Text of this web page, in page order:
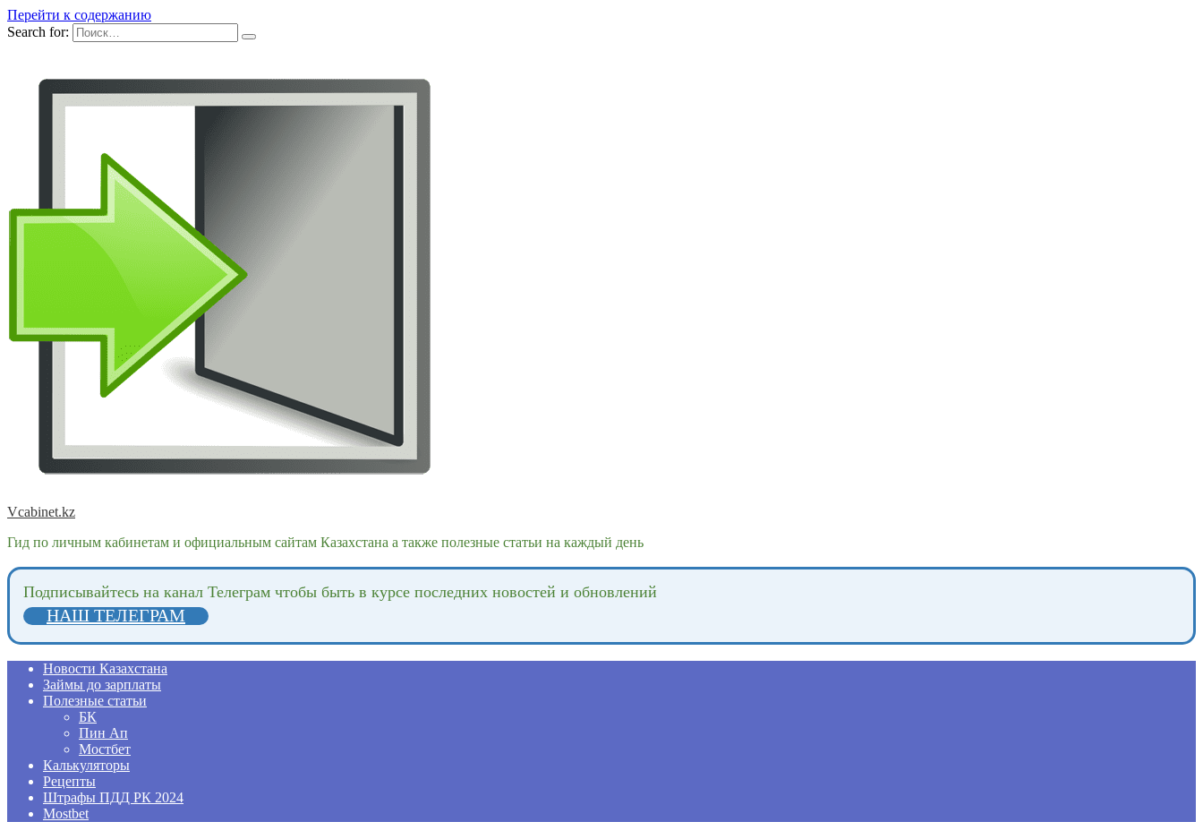
Перейти к содержанию
Search for:
Vcabinet.kz
Гид по личным кабинетам и официальным сайтам Казахстана а также полезные статьи на каждый день
Подпиcывайтесь на канал Телеграм чтобы быть в курсе последних новостей и обновлений
НАШ ТЕЛЕГРАМ
Новости Казахстана
Займы до зарплаты
Полезные статьи
БК
Пин Ап
Мостбет
Калькуляторы
Рецепты
Штрафы ПДД РК 2024
Mostbet